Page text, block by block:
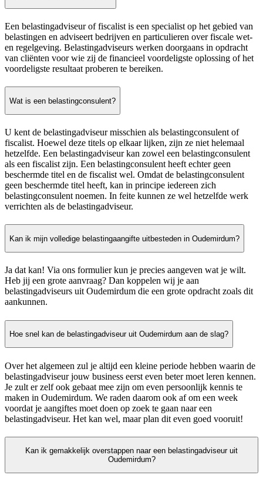
Een belastingadviseur of fiscalist is een specialist op het gebied van
belastingen en adviseert bedrijven en particulieren over fiscale wet-
en regelgeving. Belastingadviseurs werken doorgaans in opdracht
van cliënten voor wie zij de financieel voordeligste oplossing of het
voordeligste resultaat proberen te bereiken.
Wat is een belastingconsulent?
U kent de belastingadviseur misschien als belastingconsulent of
fiscalist. Hoewel deze titels op elkaar lijken, zijn ze niet helemaal
hetzelfde. Een belastingadviseur kan zowel een belastingconsulent
als een fiscalist zijn. Een belastingconsulent heeft echter geen
beschermde titel en de fiscalist wel. Omdat de belastingconsulent
geen beschermde titel heeft, kan in principe iedereen zich
belastingconsulent noemen. In feite kunnen ze wel hetzelfde werk
verrichten als de belastingadviseur.
Kan ik mijn volledige belastingaangifte uitbesteden in Oudemirdum?
Ja dat kan! Via ons formulier kun je precies aangeven wat je wilt.
Heb jij een grote aanvraag? Dan koppelen wij je aan
belastingadviseurs uit Oudemirdum die een grote opdracht zoals dit
aankunnen.
Hoe snel kan de belastingadviseur uit Oudemirdum aan de slag?
Over het algemeen zul je altijd een kleine periode hebben waarin de
belastingadviseur jouw business eerst even beter moet leren kennen.
Je zult er zelf ook gebaat mee zijn om even persoonlijk kennis te
maken in Oudemirdum. We raden daarom ook af om een week
voordat je aangiftes moet doen op zoek te gaan naar een
belastingadviseur. Het kan wel, maar plan dit even goed vooruit!
Kan ik gemakkelijk overstappen naar een belastingadviseur uit
Oudemirdum?